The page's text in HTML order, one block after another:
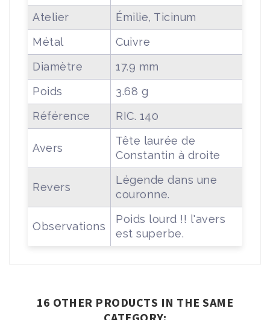
Atelier
Émilie, Ticinum
Métal
Cuivre
Diamètre
17.9 mm
Poids
3.68 g
Référence
RIC. 140
Avers
Tête laurée de
Constantin à droite
Revers
Légende dans une
couronne.
Observations
Poids lourd !! l'avers
est superbe.
16 OTHER PRODUCTS IN THE SAME